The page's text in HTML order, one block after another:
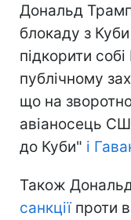
Дональд
блокаду з
підкорити
публічному
що на
авіаносець
до Куби" і
Також
санкціїпроти